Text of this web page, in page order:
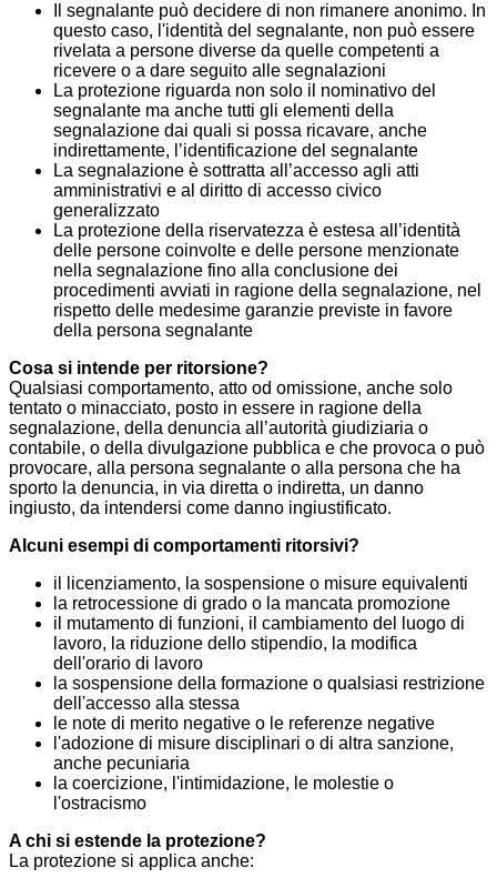
Il segnalante può decidere di non rimanere anonimo. In
questo caso, l'identità del segnalante, non può essere
rivelata a persone diverse da quelle competenti a
ricevere o a dare seguito alle segnalazioni
La protezione riguarda non solo il nominativo del
segnalante ma anche tutti gli elementi della
segnalazione dai quali si possa ricavare, anche
indirettamente, l’identificazione del segnalante
La segnalazione è sottratta all’accesso agli atti
amministrativi e al diritto di accesso civico
generalizzato
La protezione della riservatezza è estesa all’identità
delle persone coinvolte e delle persone menzionate
nella segnalazione fino alla conclusione dei
procedimenti avviati in ragione della segnalazione, nel
rispetto delle medesime garanzie previste in favore
della persona segnalante
Cosa si intende per ritorsione?
Qualsiasi comportamento, atto od omissione, anche solo
tentato o minacciato, posto in essere in ragione della
segnalazione, della denuncia all’autorità giudiziaria o
contabile, o della divulgazione pubblica e che provoca o può
provocare, alla persona segnalante o alla persona che ha
sporto la denuncia, in via diretta o indiretta, un danno
ingiusto, da intendersi come danno ingiustificato.
Alcuni esempi di comportamenti ritorsivi?
il licenziamento, la sospensione o misure equivalenti
la retrocessione di grado o la mancata promozione
il mutamento di funzioni, il cambiamento del luogo di
lavoro, la riduzione dello stipendio, la modifica
dell'orario di lavoro
la sospensione della formazione o qualsiasi restrizione
dell'accesso alla stessa
le note di merito negative o le referenze negative
l'adozione di misure disciplinari o di altra sanzione,
anche pecuniaria
la coercizione, l'intimidazione, le molestie o
l'ostracismo
A chi si estende la protezione?
La protezione si applica anche: